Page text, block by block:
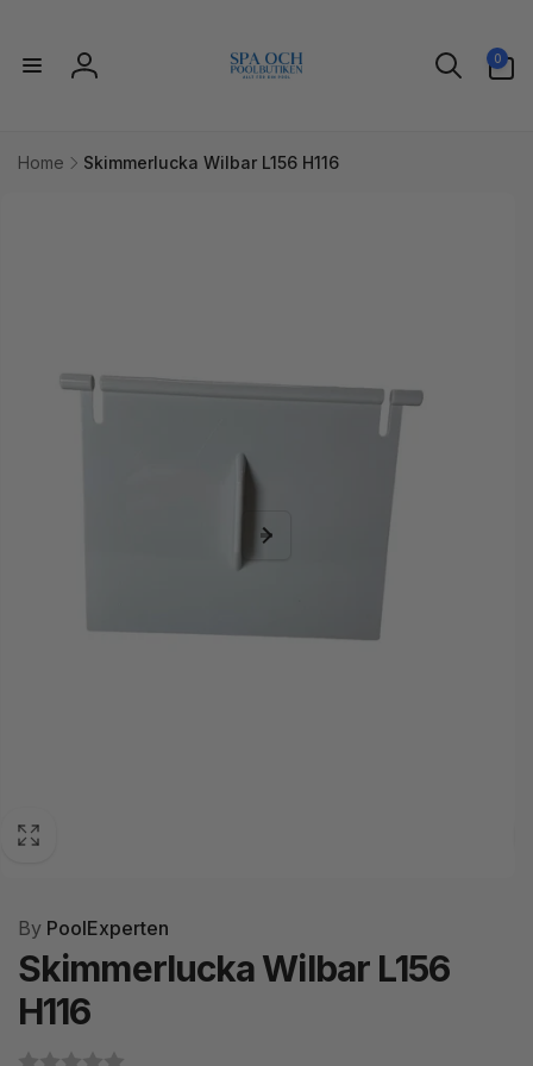
innehåll
Logga
0
artiklar
Home
Skimmerlucka Wilbar L156 H116
By PoolExperten
Skimmerlucka Wilbar L156
H116